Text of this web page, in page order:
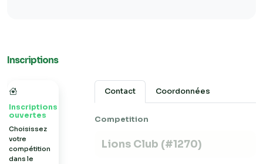
Inscriptions
Inscriptions
ouvertes
Choisissez
votre
compétition
dans le
Contact Coordonnées
Competition